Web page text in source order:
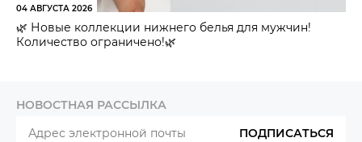
04 АВГУСТА 2026
🌿 Новые коллекции нижнего белья для мужчин!
Количество ограничено!🌿
НОВОСТНАЯ РАССЫЛКА
ПОДПИСАТЬСЯ